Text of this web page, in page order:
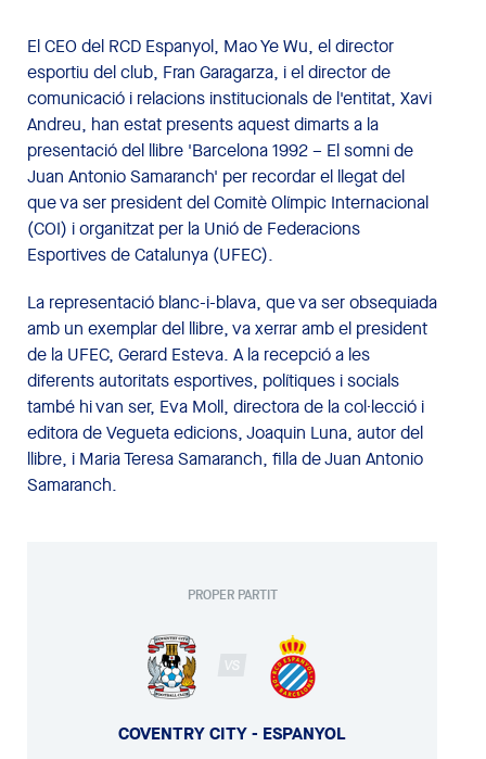
El CEO del RCD Espanyol, Mao Ye Wu, el director
esportiu del club, Fran Garagarza, i el director de
comunicació i relacions institucionals de l'entitat, Xavi
Andreu, han estat presents aquest dimarts a la
presentació del llibre 'Barcelona 1992 – El somni de
Juan Antonio Samaranch' per recordar el llegat del
que va ser president del Comitè Olímpic Internacional
(COI) i organitzat per la Unió de Federacions
Esportives de Catalunya (UFEC).
La representació blanc-i-blava, que va ser obsequiada
amb un exemplar del llibre, va xerrar amb el president
de la UFEC, Gerard Esteva. A la recepció a les
diferents autoritats esportives, polítiques i socials
també hi van ser, Eva Moll, directora de la col·lecció i
editora de Vegueta edicions, Joaquin Luna, autor del
llibre, i Maria Teresa Samaranch, filla de Juan Antonio
Samaranch.
PROPER PARTIT
VS
COVENTRY CITY - ESPANYOL